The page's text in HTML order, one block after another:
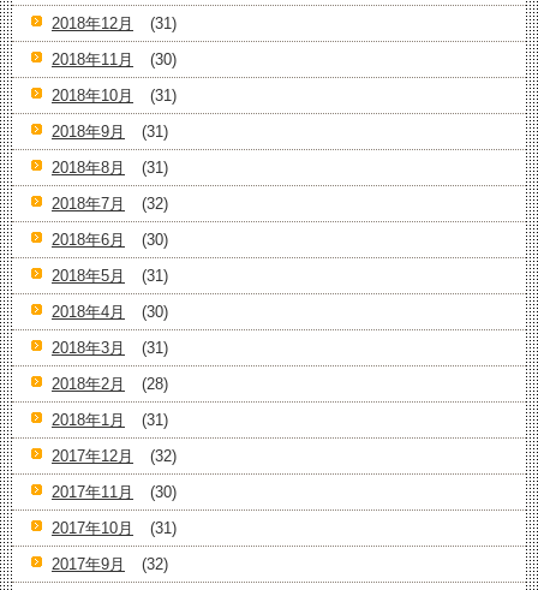
2018年12月
(31)
2018年11月
(30)
2018年10月
(31)
2018年9月
(31)
2018年8月
(31)
2018年7月
(32)
2018年6月
(30)
2018年5月
(31)
2018年4月
(30)
2018年3月
(31)
2018年2月
(28)
2018年1月
(31)
2017年12月
(32)
2017年11月
(30)
2017年10月
(31)
2017年9月
(32)